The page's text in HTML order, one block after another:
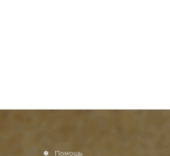
Помощь